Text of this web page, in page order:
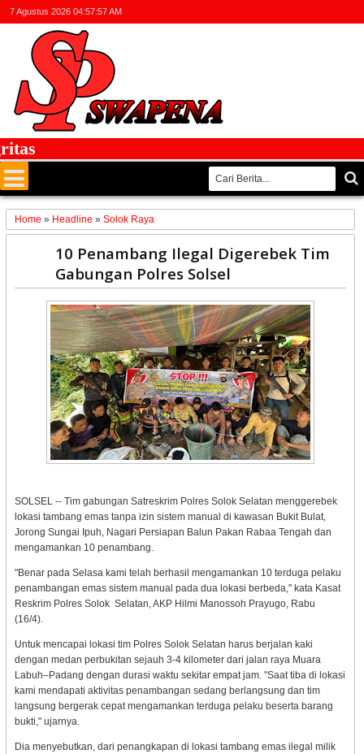
7 Agustus 2026 04:57:57 AM
Home » Headline » Solok Raya
10 Penambang Ilegal Digerebek Tim
Gabungan Polres Solsel
SOLSEL -- Tim gabungan Satreskrim Polres Solok Selatan menggerebek
lokasi tambang emas tanpa izin sistem manual di kawasan Bukit Bulat,
Jorong Sungai Ipuh, Nagari Persiapan Balun Pakan Rabaa Tengah dan
mengamankan 10 penambang.
"Benar pada Selasa kami telah berhasil mengamankan 10 terduga pelaku
penambangan emas sistem manual pada dua lokasi berbeda," kata Kasat
Reskrim Polres Solok Selatan, AKP Hilmi Manossoh Prayugo, Rabu
(16/4).
Untuk mencapai lokasi tim Polres Solok Selatan harus berjalan kaki
dengan medan perbukitan sejauh 3-4 kilometer dari jalan raya Muara
Labuh–Padang dengan durasi waktu sekitar empat jam. "Saat tiba di lokasi
kami mendapati aktivitas penambangan sedang berlangsung dan tim
langsung bergerak cepat mengamankan terduga pelaku beserta barang
bukti," ujarnya.
Dia menyebutkan, dari penangkapan di lokasi tambang emas ilegal milik